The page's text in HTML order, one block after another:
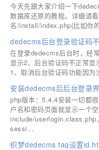
今天先跟大家介绍一下
数据库还原的教程。详细请
名/install/index.php(比如你
dedecms后台登录验证码
在登录dedecms后台时，经
显示2、后台验证码不正常显
1、取消后台验证码功能因
安装dedecms后后台登录
php版本：5.4.4安装一切都
户名和密码页面就显示一个
include/userlogin.class.php
sessi...
织梦dedecms tag设置